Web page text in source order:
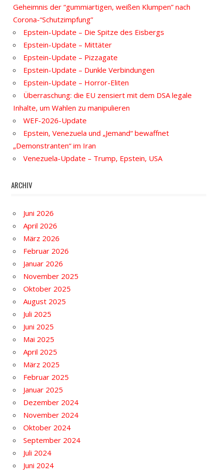
Geheimnis der “gummiartigen, weißen Klumpen” nach
Corona-“Schutzimpfung”
Epstein-Update – Die Spitze des Eisbergs
Epstein-Update – Mittäter
Epstein-Update – Pizzagate
Epstein-Update – Dunkle Verbindungen
Epstein-Update – Horror-Eliten
Überraschung: die EU zensiert mit dem DSA legale
Inhalte, um Wahlen zu manipulieren
WEF-2026-Update
Epstein, Venezuela und „Jemand“ bewaffnet
„Demonstranten“ im Iran
Venezuela-Update – Trump, Epstein, USA
ARCHIV
Juni 2026
April 2026
März 2026
Februar 2026
Januar 2026
November 2025
Oktober 2025
August 2025
Juli 2025
Juni 2025
Mai 2025
April 2025
März 2025
Februar 2025
Januar 2025
Dezember 2024
November 2024
Oktober 2024
September 2024
Juli 2024
Juni 2024